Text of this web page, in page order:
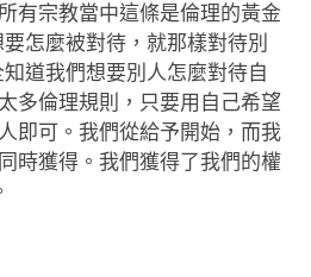
有宗教當中這條是倫理的黃金
怎麼被對待，就那樣對待別
道我們想要別人怎麼對待自
多倫理規則，只要用自己希望
即可。我們從給予開始，而我
時獲得。我們獲得了我們的權